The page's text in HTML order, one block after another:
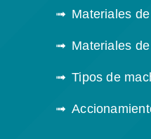
Materiales
Materiales
Tipos de